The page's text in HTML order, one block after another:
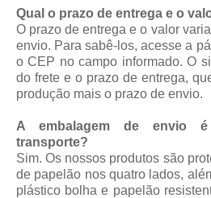
Qual o prazo de entrega e o
O prazo de entrega e o valor
envio. Para sabê-los, acesse a
o CEP no campo informado. O
do frete e o prazo de entrega,
produção mais o prazo de envio.
A embalagem de envio
transporte?
Sim. Os nossos produtos são
de papelão nos quatro lados,
plástico bolha e papelão